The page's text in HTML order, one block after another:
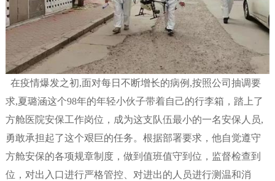
在疫情爆发之初,面对每日不断增长的病例,按照公司抽调要
求,夏璐涵这个98年的年轻小伙子带着自己的行李箱，踏上了
方舱医院安保工作岗位，成为这支队伍最小的一名安保人员,
勇敢承担起了这个艰巨的任务。根据部署要求，他自觉遵守
方舱安保的各项规章制度，做到值班值守到位，监督检查到
位，对出入口进行严格管控、对进出的人员进行测温和消